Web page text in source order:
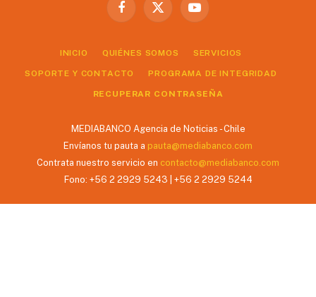
Facebook
X
YouTube
INICIO QUIÉNES SOMOS SERVICIOS
SOPORTE Y CONTACTO PROGRAMA DE INTEGRIDAD
RECUPERAR CONTRASEÑA
MEDIABANCO Agencia de Noticias - Chile
Envíanos tu pauta a pauta@mediabanco.com
Contrata nuestro servicio en contacto@mediabanco.com
Fono: +56 2 2929 5243 | +56 2 2929 5244